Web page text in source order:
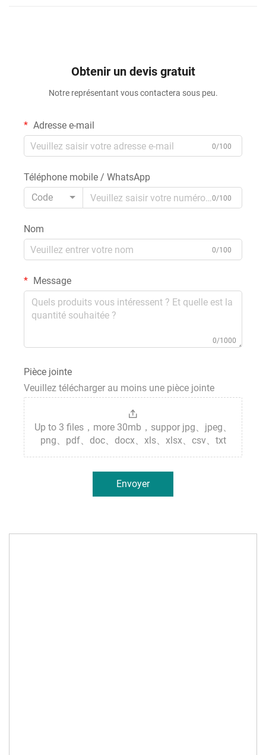
Obtenir un devis gratuit
Notre représentant vous contactera sous peu.
Adresse e-mail
0/100
Téléphone mobile / WhatsApp
Code
0/100
Nom
0/100
Message
0/1000
Pièce jointe
Veuillez télécharger au moins une pièce jointe
Up to 3 files，more 30mb，suppor jpg、jpeg、
png、pdf、doc、docx、xls、xlsx、csv、txt
Envoyer